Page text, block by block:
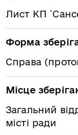
Лист КП
Форма
Справа
Місце
Загальний
місті ради